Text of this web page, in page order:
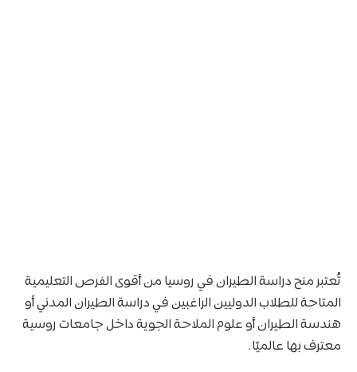
تُعتبر منح دراسة الطيران في روسيا من أقوى الفرص التعليمية
المتاحة للطلاب الدوليين الراغبين في دراسة الطيران المدني أو
هندسة الطيران أو علوم الملاحة الجوية داخل جامعات روسية
معترف بها عالميًا.